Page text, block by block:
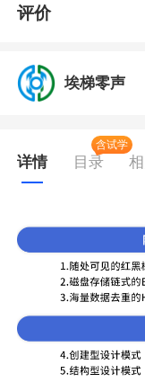
r，定时器，死锁
评价
埃梯零声
详情 目录
含试学